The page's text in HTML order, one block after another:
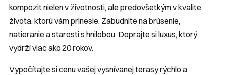
kompozit nielen v životnosti, ale predovšetkým v kvalite
života, ktorú vám prinesie. Zabudnite na brúsenie,
natieranie a starosti s hnilobou. Doprajte si luxus, ktorý
vydrží viac ako 20 rokov.
Vypočítajte si cenu vašej vysnívanej terasy rýchlo a